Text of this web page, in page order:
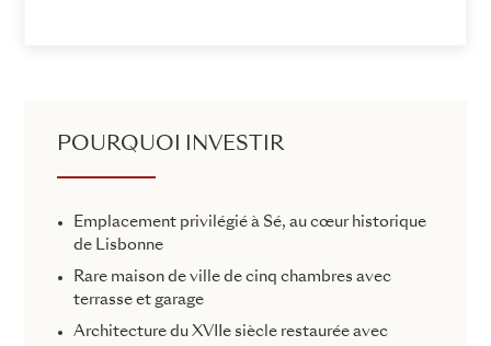
POURQUOI INVESTIR
Emplacement privilégié à Sé, au cœur historique
de Lisbonne
Rare maison de ville de cinq chambres avec
terrasse et garage
Architecture du XVIIe siècle restaurée avec